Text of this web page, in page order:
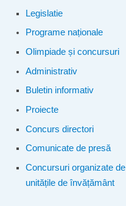
Legislatie
Programe naționale
Olimpiade și concursuri
Administrativ
Buletin informativ
Proiecte
Concurs directori
Comunicate de presă
Concursuri organizate de
unitățile de învățământ